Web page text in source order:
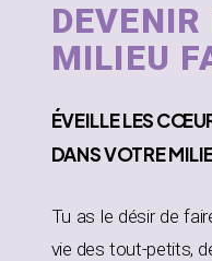
DEVENIR
MILIEU
ÉVEILLELES
DANSVOTRE
Tu as le désir de
vie des tout-petits,